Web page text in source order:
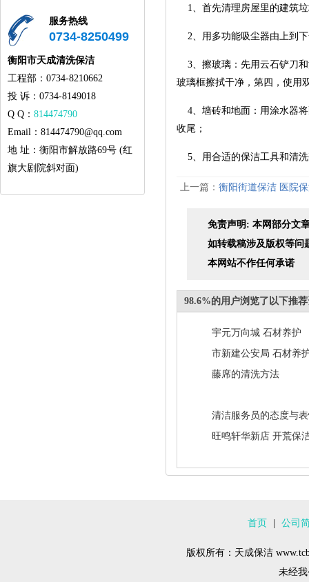
服务热线
0734-8250499
衡阳市天成清洗保洁
工程部：0734-8210662
投 诉：0734-8149018
Q Q： 814474790
Email：814474790@qq.com
地 址：衡阳市解放路69号 (红
旗大剧院斜对面)
1、首先清理房屋里的建筑
2、用多功能吸尘器由上到
3、擦玻璃：先用云石铲刀和
玻璃框擦拭干净，第四，使用
4、墙砖和地面：用涂水器将
收尾；
5、用合适的保洁工具和清
上一篇： 衡阳街道保洁 医院
免责声明: 本网部分文
如转载稿涉及版权等问
本网站不作任何承诺
98.6%的用户浏览了以下推
宇元万向城 石材养护
市新建公安局 石材养
藤席的清洗方法
清洁服务员的态度与
旺鸣轩华新店 开荒保
首页 公司
版权所有：天成保洁
未经